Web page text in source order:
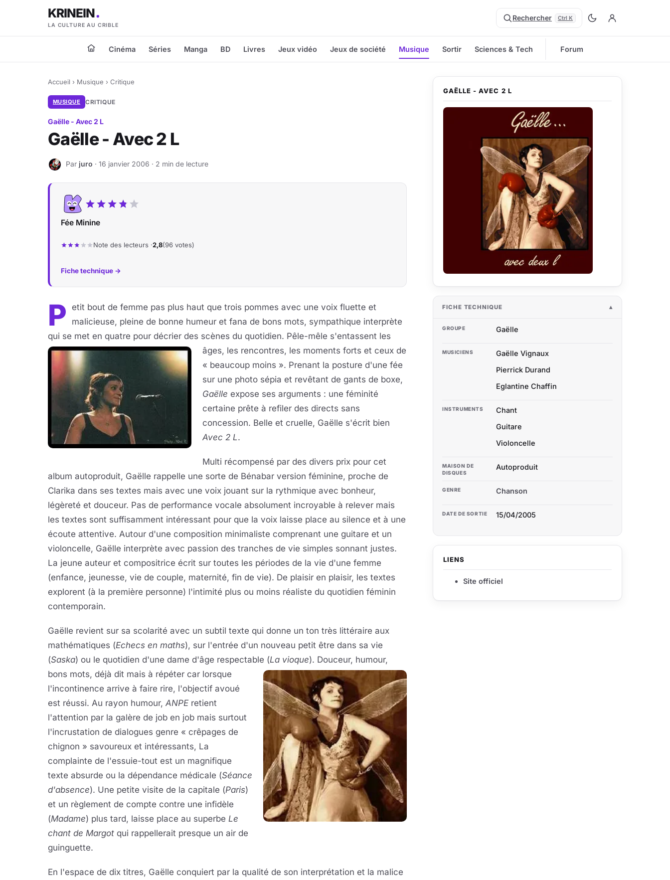
KRINEIN
LA CULTURE AU CRIBLE
Rechercher Ctrl K
Cinéma Séries Manga BD Livres Jeux vidéo Jeux de société Musique Sortir Sciences & Tech Forum
Accueil › Musique › Critique
MUSIQUE CRITIQUE
Gaëlle - Avec 2 L
Gaëlle - Avec 2 L
J Par juro · 16 janvier 2006 · 2 min de lecture
Fée Minine
Note des lecteurs ·2,8(96 votes)
Fiche technique →
P
etit bout de femme pas plus haut que trois pommes avec une voix fluette et
malicieuse, pleine de bonne humeur et fana de bons mots, sympathique interprète
qui se met en quatre pour décrier des scènes du quotidien. Pêle-mêle s'entassent les
âges, les rencontres, les moments forts et ceux de
« beaucoup moins ». Prenant la posture d'une fée
sur une photo sépia et revêtant de gants de boxe,
Gaëlle expose ses arguments : une féminité
certaine prête à refiler des directs sans
concession. Belle et cruelle, Gaëlle s'écrit bien
Avec 2 L.
Multi récompensé par des divers prix pour cet
album autoproduit, Gaëlle rappelle une sorte de Bénabar version féminine, proche de
Clarika dans ses textes mais avec une voix jouant sur la rythmique avec bonheur,
légèreté et douceur. Pas de performance vocale absolument incroyable à relever mais
les textes sont suffisamment intéressant pour que la voix laisse place au silence et à une
écoute attentive. Autour d'une composition minimaliste comprenant une guitare et un
violoncelle, Gaëlle interprète avec passion des tranches de vie simples sonnant justes.
La jeune auteur et compositrice écrit sur toutes les périodes de la vie d'une femme
(enfance, jeunesse, vie de couple, maternité, fin de vie). De plaisir en plaisir, les textes
explorent (à la première personne) l'intimité plus ou moins réaliste du quotidien féminin
contemporain.
Gaëlle revient sur sa scolarité avec un subtil texte qui donne un ton très littéraire aux
mathématiques (Echecs en maths), sur l'entrée d'un nouveau petit être dans sa vie
(Saska) ou le quotidien d'une dame d'âge respectable (La vioque). Douceur, humour,
bons mots, déjà dit mais à répéter car lorsque
l'incontinence arrive à faire rire, l'objectif avoué
est réussi. Au rayon humour, ANPEretient
l'attention par la galère de job en job mais surtout
l'incrustation de dialogues genre « crêpages de
chignon » savoureux et intéressants, La
complainte de l'essuie-tout est un magnifique
texte absurde ou la dépendance médicale (Séance
d'absence). Une petite visite de la capitale (Paris)
et un règlement de compte contre une infidèle
(Madame) plus tard, laisse place au superbe Le
chant de Margot qui rappellerait presque un air de
guinguette.
En l'espace de dix titres, Gaëlle conquiert par la qualité de son interprétation et la malice
GAËLLE - AVEC 2 L
FICHE TECHNIQUE
GROUPE Gaëlle
MUSICIENS
Gaëlle Vignaux
Pierrick Durand
Eglantine Chaffin
INSTRUMENTS
Chant
Guitare
Violoncelle
MAISON DE
DISQUES
Autoproduit
GENRE Chanson
DATE DE SORTIE 15/04/2005
LIENS
Site officiel